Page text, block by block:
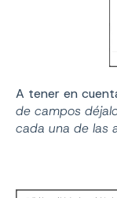
A tener en
de campos
cada una de las